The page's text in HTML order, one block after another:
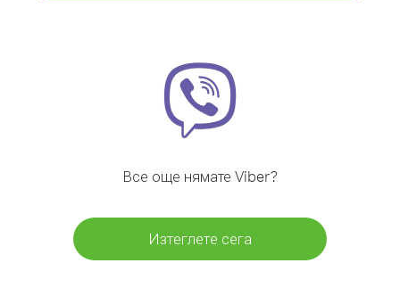
Все още нямате Viber?
Изтеглете сега